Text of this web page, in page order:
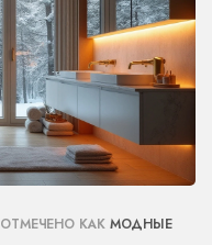
ОТМЕЧЕНО КАК МОДНЫЕ